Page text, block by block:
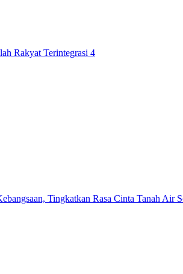
Rakyat Terintegrasi 4
Tingkatkan Rasa Cinta Tanah Air